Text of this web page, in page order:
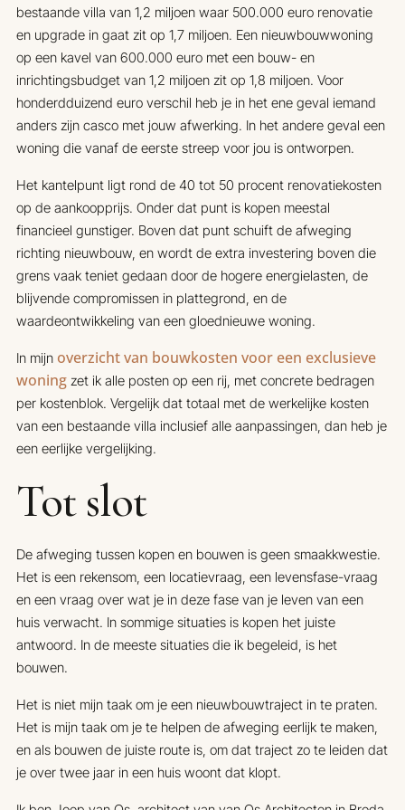
bestaande villa van 1,2 miljoen waar 500.000 euro renovatie
en upgrade in gaat zit op 1,7 miljoen. Een nieuwbouwwoning
op een kavel van 600.000 euro met een bouw- en
inrichtingsbudget van 1,2 miljoen zit op 1,8 miljoen. Voor
honderdduizend euro verschil heb je in het ene geval iemand
anders zijn casco met jouw afwerking. In het andere geval een
woning die vanaf de eerste streep voor jou is ontworpen.
Het kantelpunt ligt rond de 40 tot 50 procent renovatiekosten
op de aankoopprijs. Onder dat punt is kopen meestal
financieel gunstiger. Boven dat punt schuift de afweging
richting nieuwbouw, en wordt de extra investering boven die
grens vaak teniet gedaan door de hogere energielasten, de
blijvende compromissen in plattegrond, en de
waardeontwikkeling van een gloednieuwe woning.
In mijn overzicht van bouwkosten voor een exclusieve
woning zet ik alle posten op een rij, met concrete bedragen
per kostenblok. Vergelijk dat totaal met de werkelijke kosten
van een bestaande villa inclusief alle aanpassingen, dan heb je
een eerlijke vergelijking.
Tot slot
De afweging tussen kopen en bouwen is geen smaakkwestie.
Het is een rekensom, een locatievraag, een levensfase-vraag
en een vraag over wat je in deze fase van je leven van een
huis verwacht. In sommige situaties is kopen het juiste
antwoord. In de meeste situaties die ik begeleid, is het
bouwen.
Het is niet mijn taak om je een nieuwbouwtraject in te praten.
Het is mijn taak om je te helpen de afweging eerlijk te maken,
en als bouwen de juiste route is, om dat traject zo te leiden dat
je over twee jaar in een huis woont dat klopt.